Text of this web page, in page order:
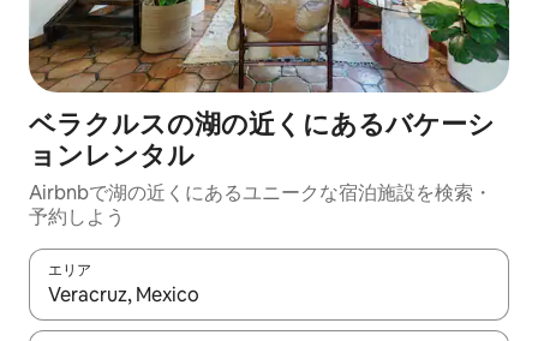
ベラクルスの湖の近くにあるバケーシ
ョンレンタル
Airbnbで湖の近くにあるユニークな宿泊施設を検索・
予約しよう
エリア
検索結果が表示されたら、上下の矢印キーを使って移動するか